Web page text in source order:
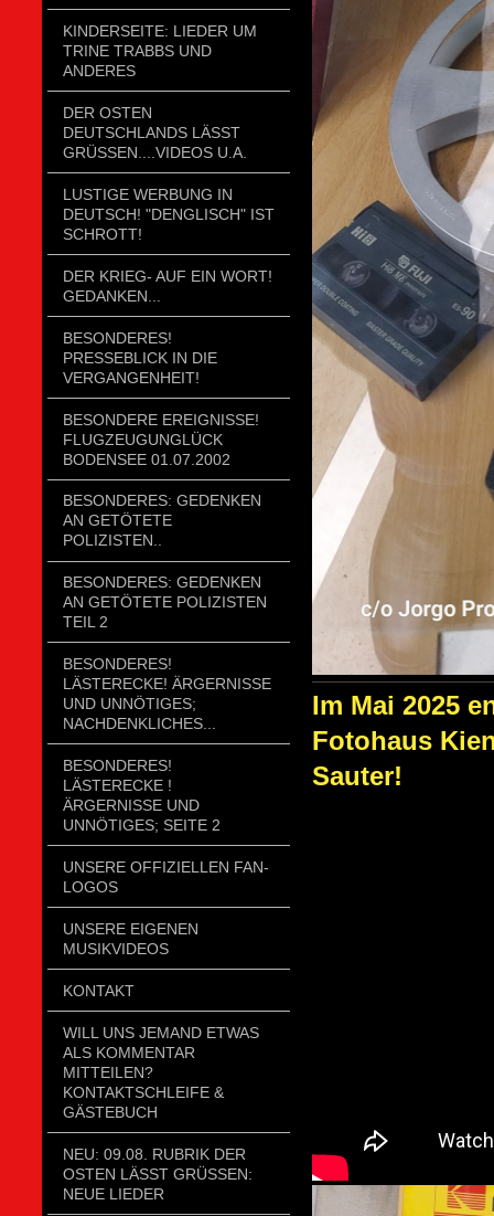
KINDERSEITE: LIEDER UM
TRINE TRABBS UND
ANDERES
DER OSTEN
DEUTSCHLANDS LÄSST
GRÜSSEN....VIDEOS U.A.
LUSTIGE WERBUNG IN
DEUTSCH! "DENGLISCH" IST
SCHROTT!
DER KRIEG- AUF EIN WORT!
GEDANKEN...
BESONDERES!
PRESSEBLICK IN DIE
VERGANGENHEIT!
BESONDERE EREIGNISSE!
FLUGZEUGUNGLÜCK
BODENSEE 01.07.2002
BESONDERES: GEDENKEN
AN GETÖTETE
POLIZISTEN..
BESONDERES: GEDENKEN
AN GETÖTETE POLIZISTEN
TEIL 2
BESONDERES!
LÄSTERECKE! ÄRGERNISSE
UND UNNÖTIGES;
NACHDENKLICHES...
BESONDERES!
LÄSTERECKE !
ÄRGERNISSE UND
UNNÖTIGES; SEITE 2
UNSERE OFFIZIELLEN FAN-
LOGOS
UNSERE EIGENEN
MUSIKVIDEOS
KONTAKT
WILL UNS JEMAND ETWAS
ALS KOMMENTAR
MITTEILEN?
KONTAKTSCHLEIFE &
GÄSTEBUCH
NEU: 09.08. RUBRIK DER
OSTEN LÄSST GRÜSSEN:
NEUE LIEDER
Im Mai 2025
Fotohaus
Sauter!